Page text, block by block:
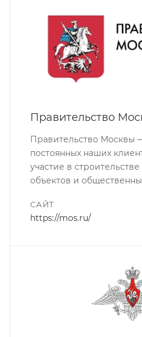
Правительство
Правительство Москвы
постоянных наших
участие в
объектов и
САЙТ
https://mos.ru/